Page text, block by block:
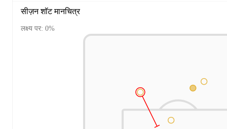
सीज़न शॉट मानचित्र
लक्ष्य पर: 0%